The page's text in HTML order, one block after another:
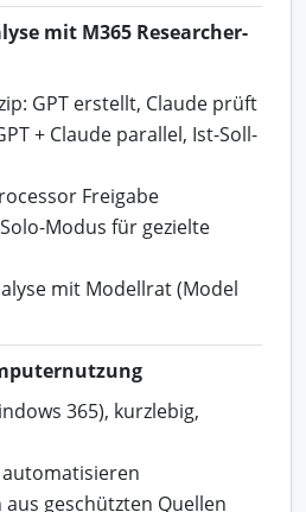
mit M365 Researcher-
GPT erstellt, Claude prüft
+ Claude parallel, Ist-Soll-
Freigabe
Modus für gezielte
mit Modellrat (Model
365), kurzlebig,
geschützten Quellen